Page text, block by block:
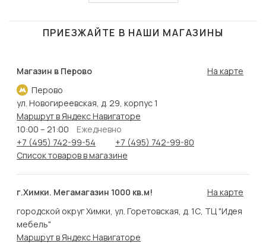
ПРИЕЗЖАЙТЕ В НАШИ МАГАЗИНЫ
Магазин в Перово
Перово
На карте
ул. Новогиреевская, д. 29, корпус 1
Маршрут в Яндекс Навигаторе
10:00 – 21:00
Ежедневно
+7 (495) 742-99-54
+7 (495) 742-99-80
Список товаров в магазине
г.Химки. Мегамагазин 1000 кв.м!
На карте
городской округ Химки, ул. Горетовская, д. 1С, ТЦ "Идея
мебель"
Маршрут в Яндекс Навигаторе